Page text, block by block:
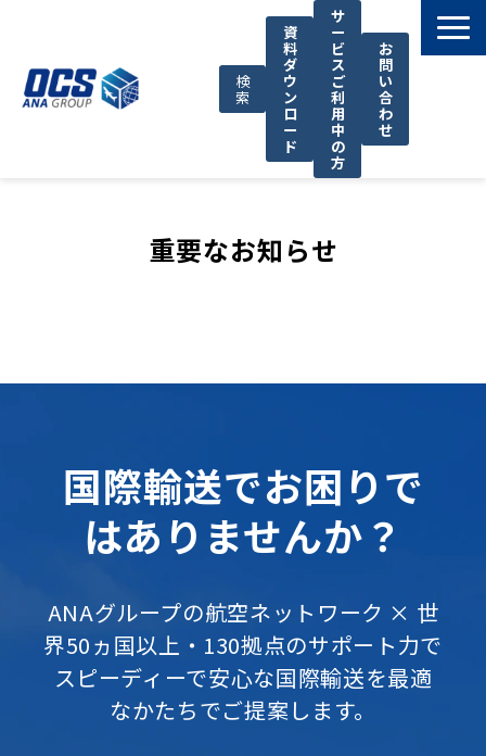
検
索
資
料
ダ
ウ
ン
ロ
ー
ド
サ
ー
ビ
ス
ご
利
用
中
の
方
お
問
い
合
わ
せ
OCSが選ばれる理由
重要なお知らせ
国際輸送でお困りで
はありませんか？
ANAグループの航空ネットワーク × 世
界50ヵ国以上・130拠点のサポート力で
スピーディーで安心な国際輸送を最適
なかたちでご提案します。